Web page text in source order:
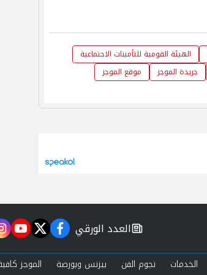
الهيئة القومية للتأمينات الاجتماعية
جريدة الموجز موقع الموجز
newspaper
العدد الورقي facebook
twitter
الخدمات نجوم الفن بيزنس وبورصة الموجز